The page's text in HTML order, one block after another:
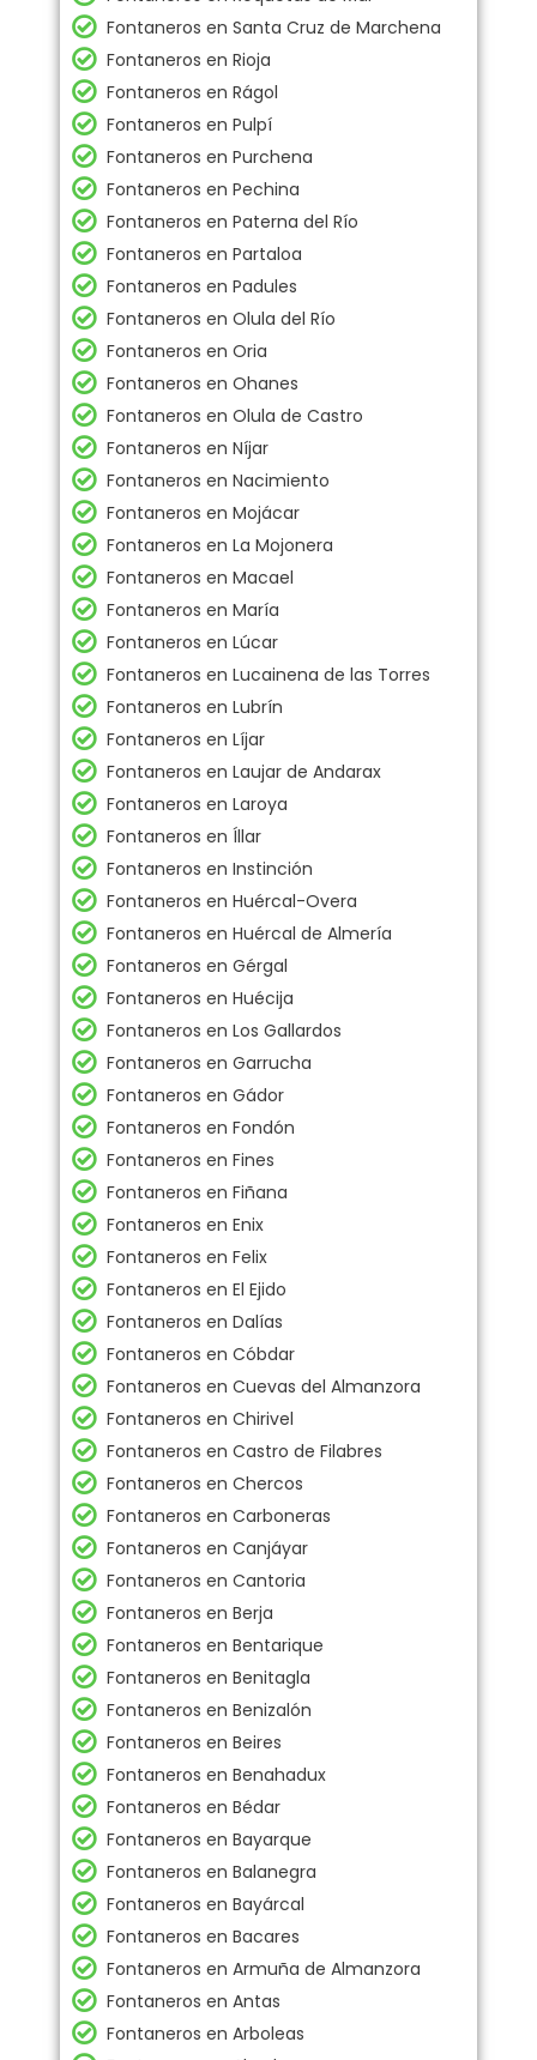
Fontaneros en Santa Cruz de Marchena
Fontaneros en Rioja
Fontaneros en Rágol
Fontaneros en Pulpí
Fontaneros en Purchena
Fontaneros en Pechina
Fontaneros en Paterna del Río
Fontaneros en Partaloa
Fontaneros en Padules
Fontaneros en Olula del Río
Fontaneros en Oria
Fontaneros en Ohanes
Fontaneros en Olula de Castro
Fontaneros en Níjar
Fontaneros en Nacimiento
Fontaneros en Mojácar
Fontaneros en La Mojonera
Fontaneros en Macael
Fontaneros en María
Fontaneros en Lúcar
Fontaneros en Lucainena de las Torres
Fontaneros en Lubrín
Fontaneros en Líjar
Fontaneros en Laujar de Andarax
Fontaneros en Laroya
Fontaneros en Íllar
Fontaneros en Instinción
Fontaneros en Huércal-Overa
Fontaneros en Huércal de Almería
Fontaneros en Gérgal
Fontaneros en Huécija
Fontaneros en Los Gallardos
Fontaneros en Garrucha
Fontaneros en Gádor
Fontaneros en Fondón
Fontaneros en Fines
Fontaneros en Fiñana
Fontaneros en Enix
Fontaneros en Felix
Fontaneros en El Ejido
Fontaneros en Dalías
Fontaneros en Cóbdar
Fontaneros en Cuevas del Almanzora
Fontaneros en Chirivel
Fontaneros en Castro de Filabres
Fontaneros en Chercos
Fontaneros en Carboneras
Fontaneros en Canjáyar
Fontaneros en Cantoria
Fontaneros en Berja
Fontaneros en Bentarique
Fontaneros en Benitagla
Fontaneros en Benizalón
Fontaneros en Beires
Fontaneros en Benahadux
Fontaneros en Bédar
Fontaneros en Bayarque
Fontaneros en Balanegra
Fontaneros en Bayárcal
Fontaneros en Bacares
Fontaneros en Armuña de Almanzora
Fontaneros en Antas
Fontaneros en Arboleas